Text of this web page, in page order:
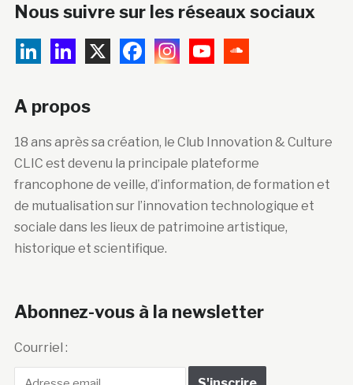
Nous suivre sur les réseaux sociaux
A propos
18 ans après sa création, le Club Innovation & Culture
CLIC est devenu la principale plateforme
francophone de veille, d’information, de formation et
de mutualisation sur l’innovation technologique et
sociale dans les lieux de patrimoine artistique,
historique et scientifique.
Abonnez-vous à la newsletter
Courriel :